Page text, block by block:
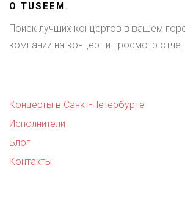
О TUSEEM.
Поиск лучших концертов в вашем
компании на концерт и просмотр
Концерты в Санкт-Петербурге
Исполнители
Блог
Контакты